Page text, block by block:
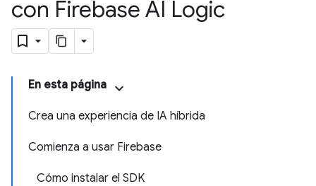
con Firebase AI Logic
En esta página
Crea una experiencia de IA híbrida
Comienza a usar Firebase
Cómo instalar el SDK